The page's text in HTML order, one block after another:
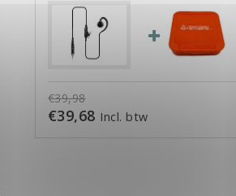
€39,98
€39,68 Incl. btw